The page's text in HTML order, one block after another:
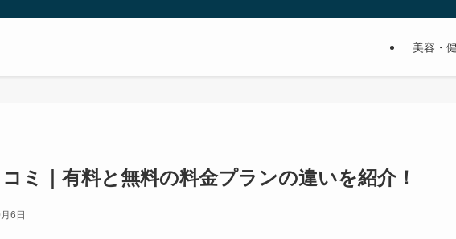
美容・
ミ｜有料と無料の料金プランの違いを紹介！
6日